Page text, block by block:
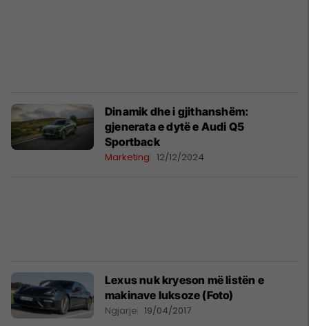
Dinamik dhe i gjithanshëm:
gjenerata e dytë e Audi Q5
Sportback
Marketing 12/12/2024
Lexus nuk kryeson më listën e
makinave luksoze (Foto)
Ngjarje 19/04/2017